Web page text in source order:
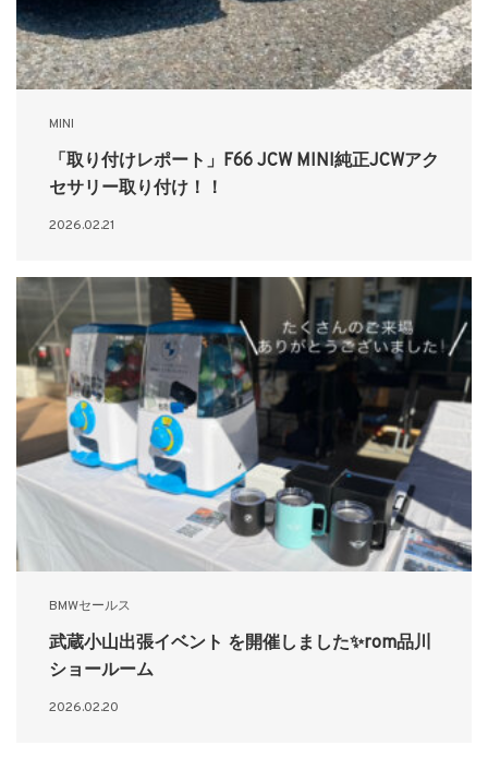
MINI
「取り付けレポート」F66 JCW MINI純正JCWアク
セサリー取り付け！！
2026.02.21
BMWセールス
武蔵小山出張イベント を開催しました✨rom品川
ショールーム
2026.02.20